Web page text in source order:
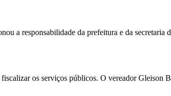
a responsabilidade da prefeitura e da secretaria
os serviços públicos. O vereador